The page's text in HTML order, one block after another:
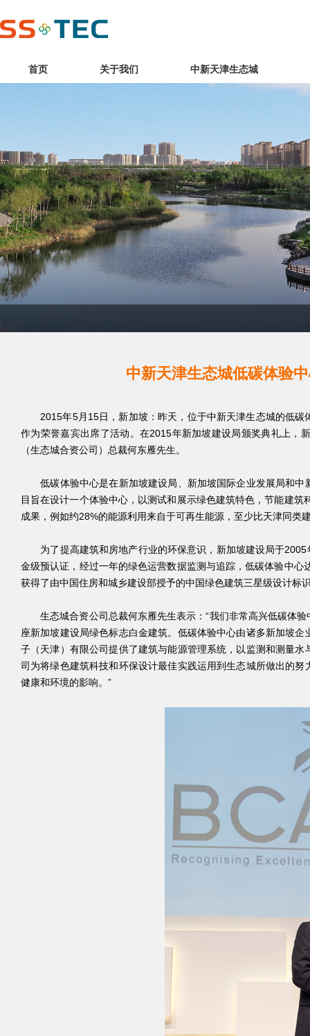
首页 关于我们 中新天津生态城
中新天津生态城低碳体验
2015年5月15日，新加坡：昨天，位于中新天津生态城的低碳
作为荣誉嘉宾出席了活动。在2015年新加坡建设局颁奖典礼上，
（生态城合资公司）总裁何东雁先生。
低碳体验中心是在新加坡建设局、新加坡国际企业发展局和中
目旨在设计一个体验中心，以测试和展示绿色建筑特色，节能建
成果，例如约28%的能源利用来自于可再生能源，至少比天津同
为了提高建筑和房地产行业的环保意识，新加坡建设局于2005
金级预认证，经过一年的绿色运营数据监测与追踪，低碳体验中
获得了由中国住房和城乡建设部授予的中国绿色建筑三星级设计
生态城合资公司总裁何东雁先生表示：“我们非常高兴低碳体验
座新加坡建设局绿色标志白金建筑。低碳体验中心由诸多新加坡
子（天津）有限公司提供了建筑与能源管理系统，以监测和测量
司为将绿色建筑科技和环保设计最佳实践运用到生态城所做出的
健康和环境的影响。”